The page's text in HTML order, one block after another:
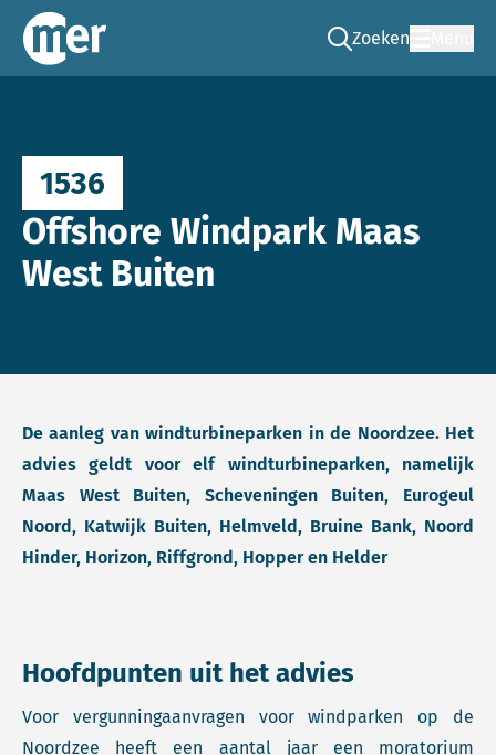
Commissie mer
Zoeken
Ga naar de zoek
1536
Offshore Windpark Maas
West Buiten
De aanleg van windturbineparken in de Noordzee. Het
advies geldt voor elf windturbineparken, namelijk
Maas West Buiten, Scheveningen Buiten, Eurogeul
Noord, Katwijk Buiten, Helmveld, Bruine Bank, Noord
Hinder, Horizon, Riffgrond, Hopper en Helder
Hoofdpunten uit het advies
Voor vergunningaanvragen voor windparken op de
Noordzee heeft een aantal jaar een moratorium